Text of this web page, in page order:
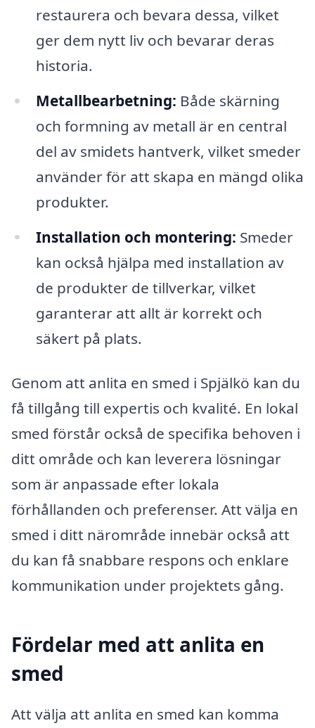
restaurera och bevara dessa, vilket
ger dem nytt liv och bevarar deras
historia.
Metallbearbetning: Både skärning
och formning av metall är en central
del av smidets hantverk, vilket smeder
använder för att skapa en mängd olika
produkter.
Installation och montering: Smeder
kan också hjälpa med installation av
de produkter de tillverkar, vilket
garanterar att allt är korrekt och
säkert på plats.
Genom att anlita en smed i Spjälkö kan du
få tillgång till expertis och kvalité. En lokal
smed förstår också de specifika behoven i
ditt område och kan leverera lösningar
som är anpassade efter lokala
förhållanden och preferenser. Att välja en
smed i ditt närområde innebär också att
du kan få snabbare respons och enklare
kommunikation under projektets gång.
Fördelar med att anlita en
smed
Att välja att anlita en smed kan komma